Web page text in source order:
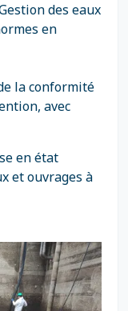
des eaux
en
la conformité
avec
en état
et ouvrages à